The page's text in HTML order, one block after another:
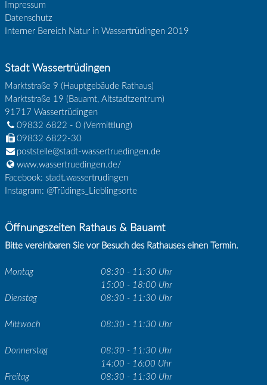
Impressum
Datenschutz
Interner Bereich Natur in Wassertrüdingen 2019
Stadt Wassertrüdingen
Marktstraße 9 (Hauptgebäude Rathaus)
Marktstraße 19 (Bauamt, Altstadtzentrum)
91717 Wassertrüdingen
09832 6822 - 0(Vermittlung)
09832 6822-30
poststelle@stadt-wassertruedingen.de
www.wassertruedingen.de/
Facebook: stadt.wassertrudingen
Instagram: @Trüdings_Lieblingsorte
Öffnungszeiten Rathaus & Bauamt
Bitte vereinbaren Sie vor Besuch des Rathauses einen Termin.
Montag
08:30 - 11:30 Uhr
15:00 - 18:00 Uhr
Dienstag
08:30 - 11:30 Uhr
Mittwoch 08:30 - 11:30 Uhr
Donnerstag
08:30 - 11:30 Uhr
14:00 - 16:00 Uhr
Freitag
08:30 - 11:30 Uhr